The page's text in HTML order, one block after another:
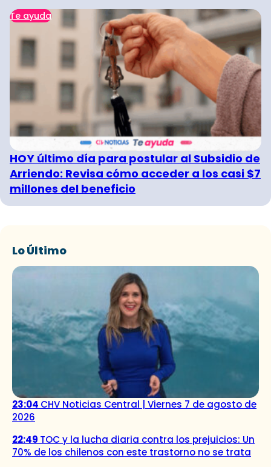
Te ayuda
HOY último día para postular al Subsidio de
Arriendo: Revisa cómo acceder a los casi $7
millones del beneficio
Lo Último
23:04 CHV Noticias Central | Viernes 7 de agosto de
2026
22:49 TOC y la lucha diaria contra los prejuicios: Un
70% de los chilenos con este trastorno no se trata